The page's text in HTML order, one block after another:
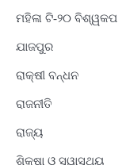
ମହିଳା ଟି-୨୦ ବିଶ୍ୱକପ
ଯାଜପୁର
ରାକ୍ଷୀ ବନ୍ଧନ
ରାଜନୀତି
ରାଜ୍ୟ
ଶିକ୍ଷା ଓ ସ୍ୱାସ୍ଥ୍ୟ